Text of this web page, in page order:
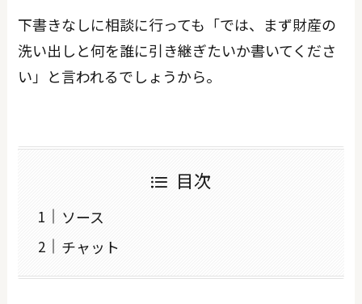
下書きなしに相談に行っても「では、まず財産の
洗い出しと何を誰に引き継ぎたいか書いてくださ
い」と言われるでしょうから。
目次
ソース
チャット